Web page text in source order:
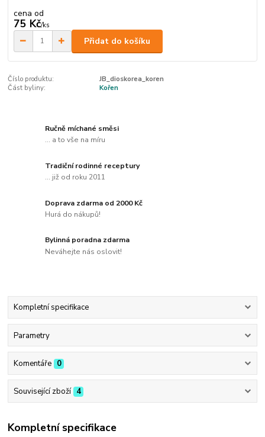
cena od
75 Kč/ks
Přidat do košíku
Číslo produktu:
JB_dioskorea_koren
Část byliny:
Kořen
Ručně míchané směsi
... a to vše na míru
Tradiční rodinné receptury
... již od roku 2011
Doprava zdarma od 2000 Kč
Hurá do nákupů!
Bylinná poradna zdarma
Neváhejte nás oslovit!
Kompletní specifikace
Parametry
Komentáře 0
Související zboží 4
Kompletní specifikace